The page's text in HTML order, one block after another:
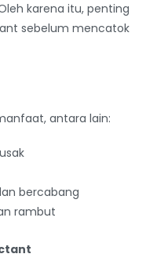
karena itu, penting
sebelum mencatok
antara lain:
bercabang
rambut